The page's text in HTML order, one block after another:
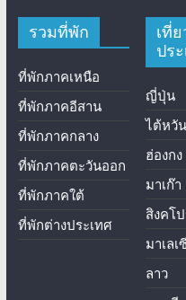
รวมที่พัก
ที่พักภาคเหนือ
ที่พักภาคอีสาน
ที่พักภาคกลาง
ที่พักภาคตะวันออก
ที่พักภาคใต้
ที่พักต่างประเทศ
เที่
ปร
ญี่ปุ่น
ไต้หวัน
ฮ่องกง
มาเก๊า
สิงคโ
มาเลเ
ลาว